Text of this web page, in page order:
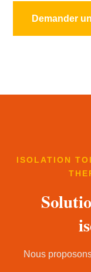
Demander
ISOLATION
Nous